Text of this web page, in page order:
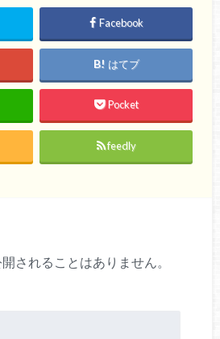
Facebook
はてブ
Pocket
feedly
されることはありません。